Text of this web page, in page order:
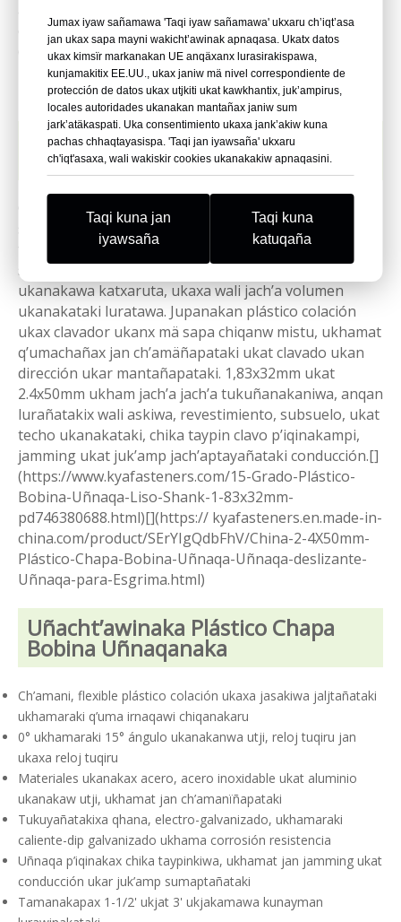
corrosión anqäxataki apnaqaña.[]
(https://www.kyafasteners.com/15-Grado-Plástico-
Bobina-Uñnaqa-Liso-Shank-1-83x32mm-
pd746380688.html)
¿Kunas Clavos de Bobina de Chapa
Plástico ukaxa?
Clavos de bobina de chapa de plástico ukaxa
sujetadores especializados ukanakawa, ukanakaxa
tiras de plástico ukanakampiwa apthapita, ukanakaxa
sapa bobina ukanxa 50 ukhamaraki 300 clavos
ukanakawa katxaruta, ukaxa wali jach’a volumen
ukanakataki luratawa. Jupanakan plástico colación
ukax clavador ukanx mä sapa chiqanw mistu, ukhamat
q’umachañax jan ch’amäñapataki ukat clavado ukan
dirección ukar mantañapataki. 1,83x32mm ukat
2.4x50mm ukham jach’a jach’a tukuñanakaniwa, anqan
lurañatakix wali askiwa, revestimiento, subsuelo, ukat
techo ukanakataki, chika taypin clavo p’iqinakampi,
jamming ukat juk’amp jach’aptayañataki conducción.[]
(https://www.kyafasteners.com/15-Grado-Plástico-
Bobina-Uñnaqa-Liso-Shank-1-83x32mm-
pd746380688.html)[](https:// kyafasteners.en.made-in-
china.com/product/SErYIgQdbFhV/China-2-4X50mm-
Plástico-Chapa-Bobina-Uñnaqa-Uñnaqa-deslizante-
Uñnaqa-para-Esgrima.html)
Uñacht’awinaka Plástico Chapa
Bobina Uñnaqanaka
Ch’amani, flexible plástico colación ukaxa jasakiwa jaljtañataki
ukhamaraki q’uma irnaqawi chiqanakaru
0° ukhamaraki 15° ángulo ukanakanwa utji, reloj tuqiru jan
ukaxa reloj tuqiru
Materiales ukanakax acero, acero inoxidable ukat aluminio
ukanakaw utji, ukhamat jan ch’amanïñapataki
Tukuyañatakixa qhana, electro-galvanizado, ukhamaraki
caliente-dip galvanizado ukhama corrosión resistencia
Uñnaqa p’iqinakax chika taypinkiwa, ukhamat jan jamming ukat
conducción ukar juk’amp sumaptañataki
Tamanakapax 1-1/2' ukjat 3' ukjakamawa kunayman
Jumax iyaw sañamawa 'Taqi iyaw sañamawa' ukxaru ch’iqt’asa
jan ukax sapa mayni wakicht’awinak apnaqasa. Ukatx datos
ukax kimsïr markanakan UE anqäxanx lurasirakispawa,
kunjamakitix EE.UU., ukax janiw mä nivel correspondiente de
protección de datos ukax utjkiti ukat kawkhantix, juk’ampirus,
locales autoridades ukanakan mantañax janiw sum
jark’atäkaspati. Uka consentimiento ukaxa jank’akiw kuna
pachas chhaqtayasispa. 'Taqi jan iyawsaña' ukxaru
ch'iqt'asaxa, wali wakiskir cookies ukanakakiw apnaqasini.
Taqi kuna jan
iyawsaña
Taqi kuna
katuqaña